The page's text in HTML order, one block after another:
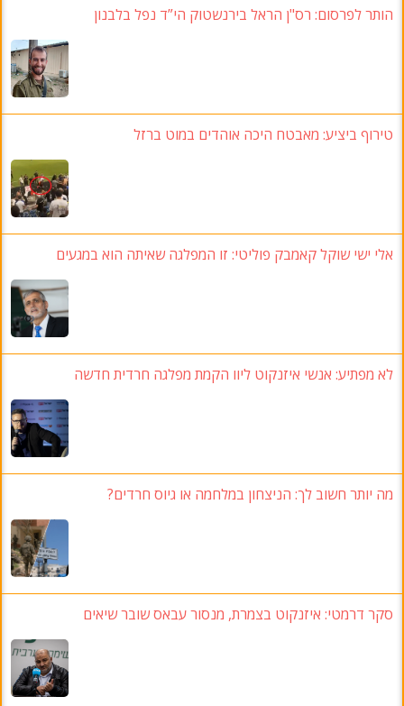
הותר לפרסום: רס"ן הראל בירנשטוק הי”ד נפל בלבנון
טירוף ביציע: מאבטח היכה אוהדים במוט ברזל
אלי ישי שוקל קאמבק פוליטי: זו המפלגה שאיתה הוא במגעים
לא מפתיע: אנשי איזנקוט ליוו הקמת מפלגה חרדית חדשה
מה יותר חשוב לך: הניצחון במלחמה או גיוס חרדים?
סקר דרמטי: איזנקוט בצמרת, מנסור עבאס שובר שיאים